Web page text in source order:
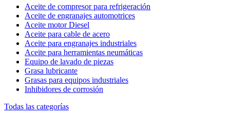
Aceite de compresor para refrigeración
Aceite de engranajes automotrices
Aceite motor Diesel
Aceite para cable de acero
Aceite para engranajes industriales
Aceite para herramientas neumáticas
Equipo de lavado de piezas
Grasa lubricante
Grasas para equipos industriales
Inhibidores de corrosión
Todas las categorías